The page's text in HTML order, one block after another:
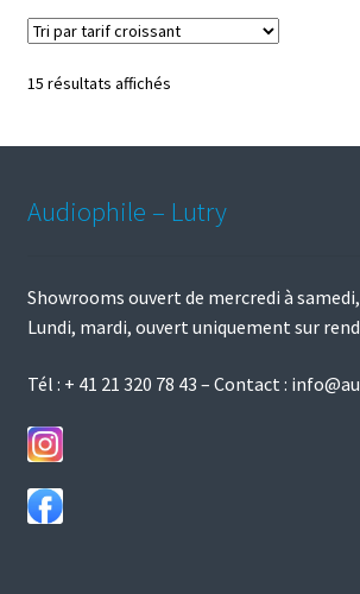
15 résultats affichésTrié
Audiophile – Lutry
Showrooms ouvert de mercredi à samedi,
Lundi, mardi, ouvert uniquement sur
Tél : + 41 21 320 78 43 – Contact :